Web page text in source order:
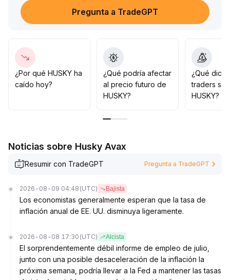
expectativas favorables tanto a nivel macroeconómico
como sectorial, la lógica de inversión basada en
aumentar posiciones, inclinando la relación riesgo-
recompensa a favor
Se recomienda cautela a corto plazo y evitar seguir la
tendencia de compras o ventas impulsivas; para el
mediano y largo plazo, se sugiere considerar
(prestar especial atención a un retroceso general del
nueva ronda alcista.
Pregunta a TradeGPT
¿Por qué HUSKY ha
caído hoy?
¿Qué podría afectar
al precio futuro de
HUSKY?
¿Qué
traders
HUSKY?
Noticias sobre Husky Avax
Resumir con TradeGPT Pregunta a TradeGPT
2026-08-09 04:48 (UTC) Bajista
Los economistas generalmente esperan que la tasa de
inflación anual de EE. UU. disminuya ligeramente.
2026-08-08 17:30 (UTC) Alcista
El sorprendentemente débil informe de empleo de julio,
junto con una posible desaceleración de la inflación la
próxima semana, podría llevar a la Fed a mantener las tasas